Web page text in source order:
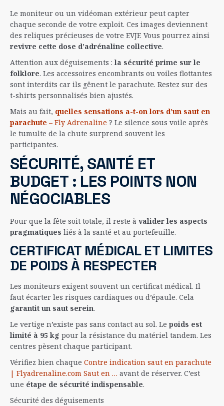
Le moniteur ou un vidéoman extérieur peut capter
chaque seconde de votre exploit. Ces images deviennent
des reliques précieuses de votre EVJF. Vous pourrez ainsi
revivre cette dose d’adrénaline collective.
Attention aux déguisements :la sécurité prime sur le
folklore. Les accessoires encombrants ou voiles flottantes
sont interdits car ils gênent le parachute. Restez sur des
t-shirts personnalisés bien ajustés.
Mais au fait, quelles sensations a-t-on lors d’un saut en
parachute – Fly Adrenaline ? Le silence sous voile après
le tumulte de la chute surprend souvent les
participantes.
SÉCURITÉ, SANTÉ ET
BUDGET : LES POINTS NON
NÉGOCIABLES
Pour que la fête soit totale, il reste à valider les aspects
pragmatiques liés à la santé et au portefeuille.
CERTIFICAT MÉDICAL ET LIMITES
DE POIDS À RESPECTER
Les moniteurs exigent souvent un certificat médical. Il
faut écarter les risques cardiaques ou d’épaule. Cela
garantit un saut serein.
Le vertige n’existe pas sans contact au sol. Le poids est
limité à 95 kg pour la résistance du matériel tandem. Les
centres pèsent chaque participant.
Vérifiez bien chaque Contre indication saut en parachute
| Flyadrenaline.com Saut en … avant de réserver. C’est
une étape de sécurité indispensable.
Sécurité des déguisements